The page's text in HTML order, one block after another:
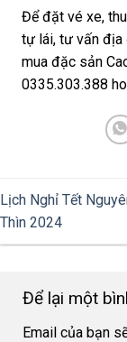
Để đặt vé xe,
tự lái, tư vấn địa
mua đặc sản
0335.303.388
Lịch Nghỉ Tết
Thìn 2024
Để lại một
Email của bạn